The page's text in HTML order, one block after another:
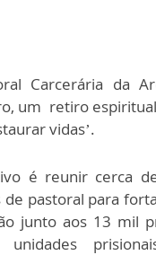
Carcerária da
um retiro espiritual
vidas’.
é reunir cerca
de pastoral para
junto aos 13 mil